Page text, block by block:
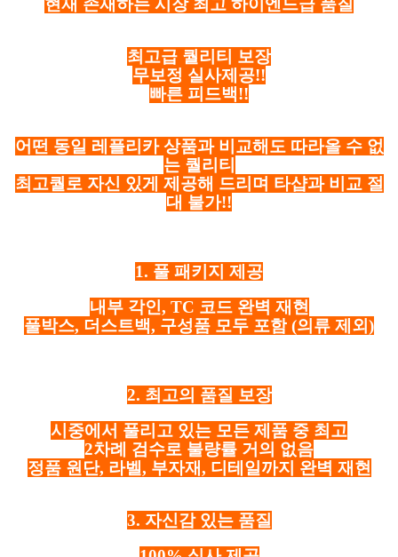
현재 존재하는 시장 최고 하이엔드급 품질
최고급 퀄리티 보장
무보정 실사제공!!
빠른 피드백!!
어떤 동일 레플리카 상품과 비교해도 따라올 수 없
는 퀄리티
최고퀄로 자신 있게 제공해 드리며 타샵과 비교 절
대 불가!!
1. 풀 패키지 제공
내부 각인, TC 코드 완벽 재현
풀박스, 더스트백, 구성품 모두 포함 (의류 제외)
2. 최고의 품질 보장
시중에서 풀리고 있는 모든 제품 중 최고
2차례 검수로 불량률 거의 없음
정품 원단, 라벨, 부자재, 디테일까지 완벽 재현
3. 자신감 있는 품질